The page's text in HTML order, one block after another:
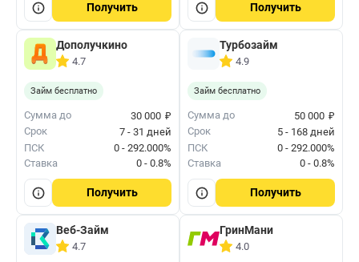
Получить Получить
Дополучкино
4.7
Займ бесплатно
Сумма до 30 000 ₽
Срок
7 - 31 дней
ПСК
0 - 292.000%
Ставка
0 - 0.8%
Получить
Турбозайм
4.9
Займ бесплатно
Сумма до 50 000 ₽
Срок
5 - 168 дней
ПСК
0 - 292.000%
Ставка
0 - 0.8%
Получить
Веб-Займ
4.7
ГринМани
4.0